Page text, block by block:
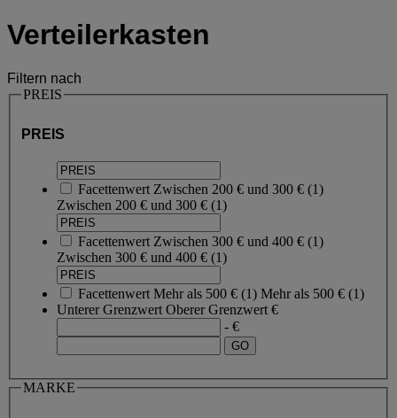
Verteilerkasten
Filtern nach
PREIS
PREIS
Facettenwert Zwischen 200 € und 300 € (1)
Zwischen 200 € und 300 € (1)
Facettenwert Zwischen 300 € und 400 € (1)
Zwischen 300 € und 400 € (1)
Facettenwert Mehr als 500 € (1) Mehr als 500 € (1)
Unterer Grenzwert Oberer Grenzwert €
- €
MARKE